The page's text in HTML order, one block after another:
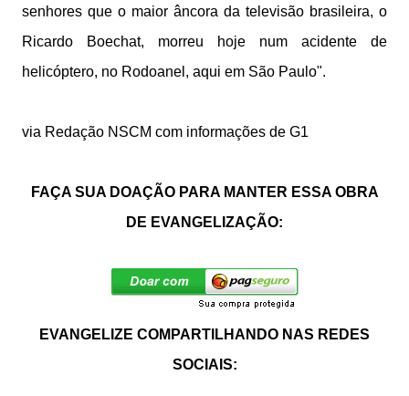
senhores que o maior âncora da televisão brasileira, o
Ricardo Boechat, morreu hoje num acidente de
helicóptero, no Rodoanel, aqui em São Paulo".
via Redação NSCM com informações de G1
FAÇA SUA DOAÇÃO PARA MANTER ESSA OBRA
DE EVANGELIZAÇÃO:
EVANGELIZE COMPARTILHANDO NAS REDES
SOCIAIS: